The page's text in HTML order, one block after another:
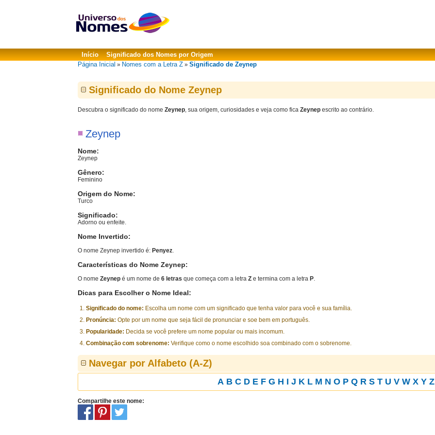
Início
Significado dos Nomes por Origem
Página Inicial » Nomes com a Letra Z » Significado de Zeynep
Significado do Nome Zeynep
Descubra o significado do nome Zeynep, sua origem, curiosidades e veja como fica Zeynep escrito ao contrário.
Zeynep
Nome:
Zeynep
Gênero:
Feminino
Origem do Nome:
Turco
Significado:
Adorno ou enfeite.
Nome Invertido:
O nome Zeynep invertido é: Penyez.
Características do Nome Zeynep:
O nome Zeynep é um nome de 6 letras que começa com a letra Z e termina com a letra P.
Dicas para Escolher o Nome Ideal:
Significado do nome: Escolha um nome com um significado que tenha valor para você e sua família.
Pronúncia: Opte por um nome que seja fácil de pronunciar e soe bem em português.
Popularidade: Decida se você prefere um nome popular ou mais incomum.
Combinação com sobrenome: Verifique como o nome escolhido soa combinado com o sobrenome.
Navegar por Alfabeto (A-Z)
A B C D E F G H I J K L M N O P Q R S T U V W X Y Z
Compartilhe este nome: